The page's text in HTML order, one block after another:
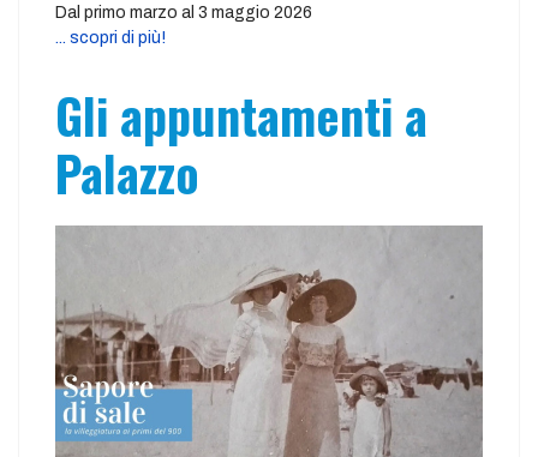
Dal primo marzo al 3 maggio 2026
... scopri di più!
Gli appuntamenti a
Palazzo